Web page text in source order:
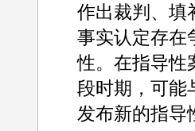
作出裁判、填
事实认定存在
性。在指导性
段时期，可能
发布新的指导